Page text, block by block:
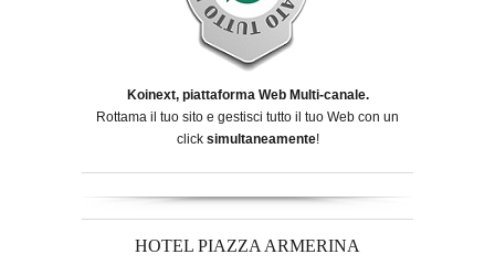
Koinext, piattaforma Web Multi-canale.
Rottama il tuo sito e gestisci tutto il tuo Web con un
click simultaneamente!
HOTEL PIAZZA ARMERINA